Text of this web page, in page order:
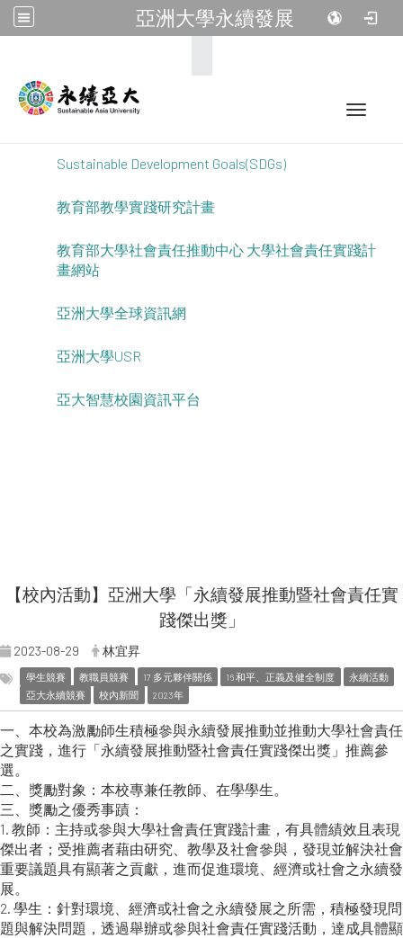
亞洲大學永續發展
Toggle
Sustainable Development Goals(SDGs)
教育部教學實踐研究計畫
教育部大學社會責任推動中心 大學社會責任實踐計
畫網站
亞洲大學全球資訊網
亞洲大學USR
亞大智慧校園資訊平台
【校內活動】亞洲大學「永續發展推動暨社會責任實
踐傑出獎」
2023-08-29 林宜昇
學生競賽 教職員競賽 17 多元夥伴關係 16 和平、正義及健全制度
永續活動
亞大永續競賽
校內新聞 2023年
一、本校為激勵師生積極參與永續發展推動並推動大學社會責任
之實踐，進行「永續發展推動暨社會責任實踐傑出獎」推薦參
選。
二、獎勵對象：本校專兼任教師、在學學生。
三、獎勵之優秀事蹟：
1. 教師：主持或參與大學社會責任實踐計畫，有具體績效且表現
傑出者；受推薦者藉由研究、教學及社會參與，發現並解決社會
重要議題具有顯著之貢獻，進而促進環境、經濟或社會之永續發
展。
2. 學生：針對環境、經濟或社會之永續發展之所需，積極發現問
題與解決問題，透過舉辦或參與社會責任實踐活動，達成具體顯